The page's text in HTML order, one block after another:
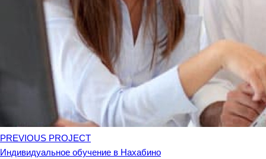
PREVIOUS PROJECT
Индивидуальное обучение в Нахабино